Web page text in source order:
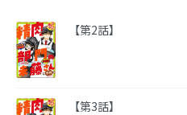
【第2話】
【第3話】